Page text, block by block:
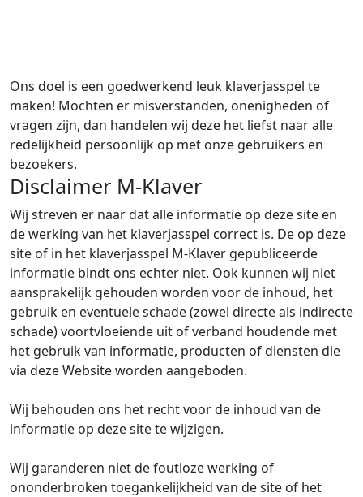
Ons doel is een goedwerkend leuk klaverjasspel te
maken! Mochten er misverstanden, onenigheden of
vragen zijn, dan handelen wij deze het liefst naar alle
redelijkheid persoonlijk op met onze gebruikers en
bezoekers.
Disclaimer M-Klaver
Wij streven er naar dat alle informatie op deze site en
de werking van het klaverjasspel correct is. De op deze
site of in het klaverjasspel M-Klaver gepubliceerde
informatie bindt ons echter niet. Ook kunnen wij niet
aansprakelijk gehouden worden voor de inhoud, het
gebruik en eventuele schade (zowel directe als indirecte
schade) voortvloeiende uit of verband houdende met
het gebruik van informatie, producten of diensten die
via deze Website worden aangeboden.
Wij behouden ons het recht voor de inhoud van de
informatie op deze site te wijzigen.
Wij garanderen niet de foutloze werking of
ononderbroken toegankelijkheid van de site of het